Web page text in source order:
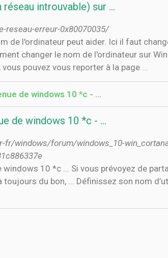
introuvable) sur …
reseau-erreur-0x80070035/
de l'ordinateur peut aider. Ici il faut
changer le nom de l'ordinateur sur
pouvez vous reporter à la page ...
de windows 10 *c - …
de windows 10 *c - …
windows/forum/windows_10-
windows 10 *c ... Si vous prévoyez de
du bon, ... Définissez son nom